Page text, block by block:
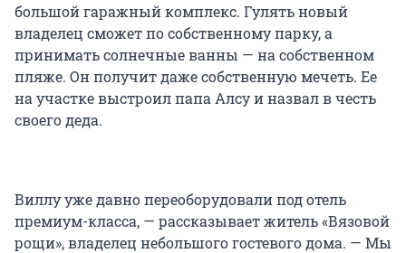
большой гаражный комплекс. Гулять новый
владелец сможет по собственному парку, а
принимать солнечные ванны — на собственном
пляже. Он получит даже собственную мечеть. Ее
на участке выстроил папа Алсу и назвал в честь
своего деда.
Виллу уже давно переоборудовали под отель
премиум-класса, — рассказывает житель «Вязовой
рощи», владелец небольшого гостевого дома. — Мы